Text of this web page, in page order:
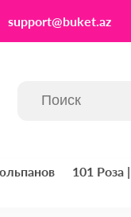
support@buket.az
101 Роза